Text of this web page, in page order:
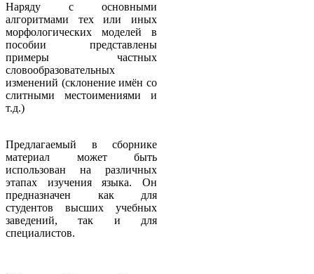
Наряду с основными
алгоритмами тех или иных
морфологических моделей в
пособии представлены
примеры частных
словообразовательных
изменений (склонение имён со
слитными местоимениями и
т.д.)
Предлагаемый в сборнике
материал может быть
использован на различных
этапах изучения языка. Он
предназначен как для
студентов высших учебных
заведений, так и для
специалистов.